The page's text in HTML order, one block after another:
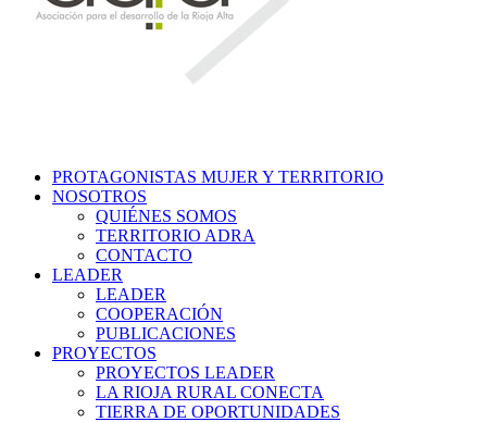
PROTAGONISTAS MUJER Y TERRITORIO
NOSOTROS
QUIÉNES SOMOS
TERRITORIO ADRA
CONTACTO
LEADER
LEADER
COOPERACIÓN
PUBLICACIONES
PROYECTOS
PROYECTOS LEADER
LA RIOJA RURAL CONECTA
TIERRA DE OPORTUNIDADES